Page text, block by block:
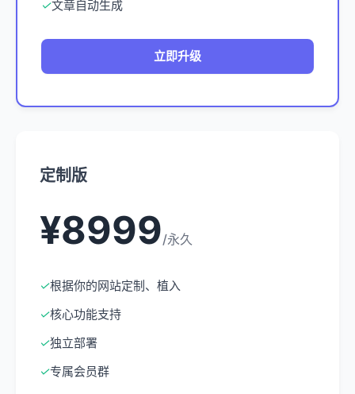
✓文章自动生成
立即升级
定制版
¥8999/永久
✓根据你的网站定制、植入
✓核心功能支持
✓独立部署
✓专属会员群